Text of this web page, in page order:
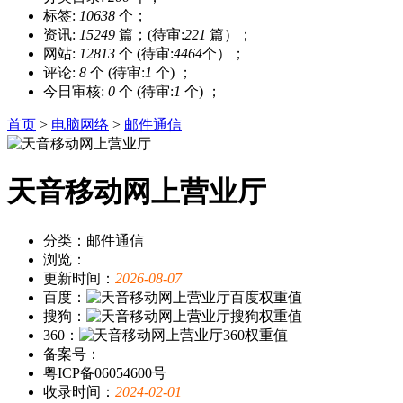
标签: 10638 个；
资讯: 15249 篇；(待审:221 篇）；
网站: 12813 个 (待审:4464个）；
评论: 8 个 (待审:1 个) ；
今日审核: 0 个 (待审:1 个) ；
首页 > 电脑网络 > 邮件通信
天音移动网上营业厅
分类：邮件通信
浏览：
更新时间： 2026-08-07
百度：
搜狗：
360：
备案号：
粤ICP备06054600号
收录时间： 2024-02-01